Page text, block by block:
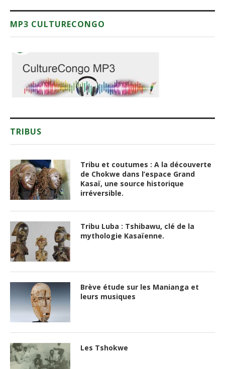
MP3 CULTURECONGO
TRIBUS
Tribu et coutumes : A la découverte
de Chokwe dans l’espace Grand
Kasaï, une source historique
irréversible.
Tribu Luba : Tshibawu, clé de la
mythologie Kasaïenne.
Brève étude sur les Manianga et
leurs musiques
Les Tshokwe